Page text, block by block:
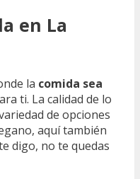
en La
la comida sea
ti. La calidad de lo
de opciones
aquí también
digo, no te quedas